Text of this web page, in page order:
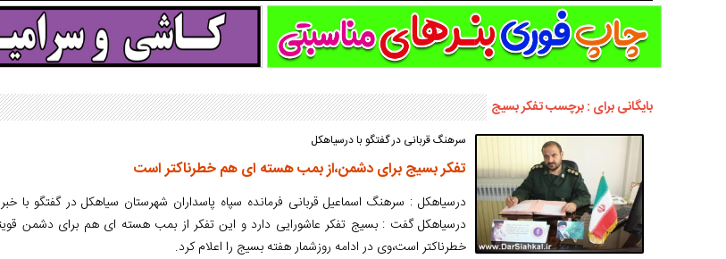
مرحوم ملک زاده از سال ۱۳۲۷ شروع به تدریس در مدارس سیاهکل کرد و در ۳۱ سال خدمت خود، علاوه بر تدریس در کلاس اول،
سوادآموزی و عضو موسس مدرسه اورنگ سیاهکل نیز بود و در سال ۱۳۵۸ بازنشست شد.
بایگانی برای : برچسب تفکر بسیج
سرهنگ قربانی در گفتگو با درسیاهکل
تفکر بسیج برای دشمن،از بمب هسته ای هم خطرناکتر است
درسیاهکل : سرهنگ اسماعیل قربانی فرمانده سپاه پاسداران شهرستان سیاهکل در گفتگو با
درسیاهکل گفت : بسیج تفکر عاشورایی دارد و این تفکر از بمب هسته ای هم برای دشمن
خطرناکتر است،وی در ادامه روزشمار هفته بسیج را اعلام کرد.